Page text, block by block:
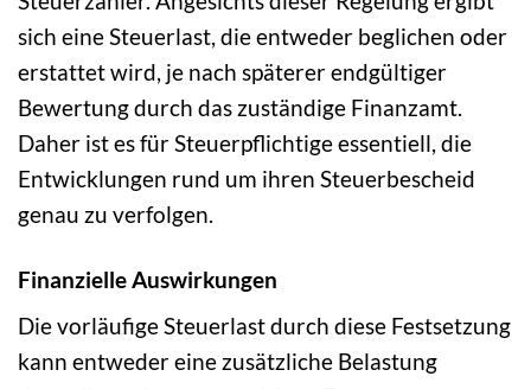
sich eine Steuerlast, die entweder beglichen oder
erstattet wird, je nach späterer endgültiger
Bewertung durch das zuständige Finanzamt.
Daher ist es für Steuerpflichtige essentiell, die
Entwicklungen rund um ihren Steuerbescheid
genau zu verfolgen.
Finanzielle Auswirkungen
Die vorläufige Steuerlast durch diese Festsetzung
kann entweder eine zusätzliche Belastung